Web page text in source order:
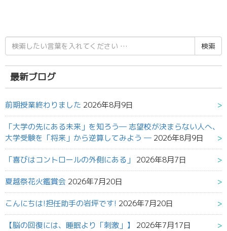
検
索
結
果:
最新ブログ
前期授業終わりました 2026年8月9日
「大学の先にある未来」を知ろう― 志望校が決まらない人へ、
大学受験を「将来」から逆算してみよう ― 2026年8月9日
「喜びはコントロールの外側にある」 2026年8月7日
夏越祭花火鑑賞会 2026年7月20日
こんにちは!担任助手の岩坪です! 2026年7月20日
【脳の回復には、睡眠より「刺激」】 2026年7月17日